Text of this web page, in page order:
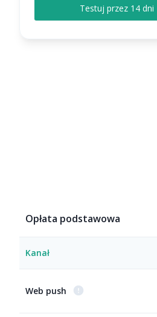
Testuj przez 14 dni
Opłata podstawowa
Kanał
Web push